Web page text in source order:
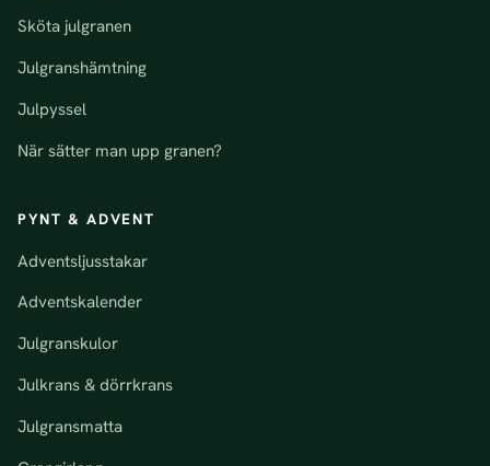
Sköta julgranen
Julgranshämtning
Julpyssel
När sätter man upp granen?
PYNT & ADVENT
Adventsljusstakar
Adventskalender
Julgranskulor
Julkrans & dörrkrans
Julgransmatta